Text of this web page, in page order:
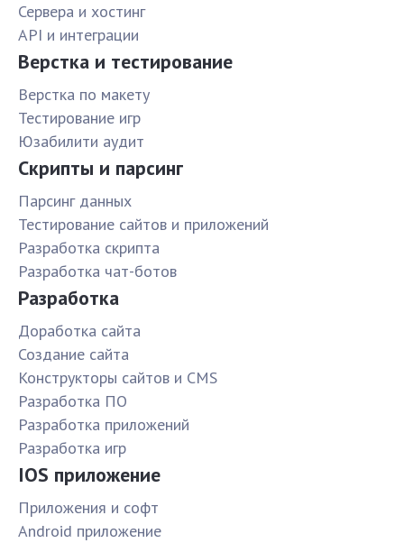
Сервера и хостинг
API и интеграции
Верстка и тестирование
Верстка по макету
Тестирование игр
Юзабилити аудит
Скрипты и парсинг
Парсинг данных
Тестирование сайтов и приложений
Разработка скрипта
Разработка чат-ботов
Разработка
Доработка сайта
Создание сайта
Конструкторы сайтов и CMS
Разработка ПО
Разработка приложений
Разработка игр
IOS приложение
Приложения и софт
Android приложение